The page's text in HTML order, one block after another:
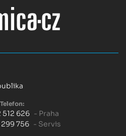
Telefon:
512 626 - Praha
756 - Servis